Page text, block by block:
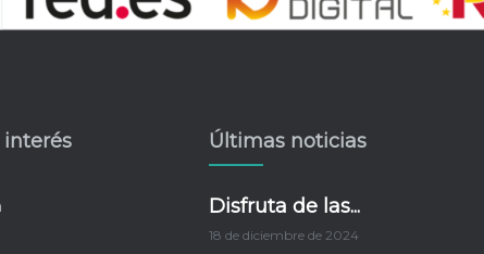
interés Últimas noticias
Disfruta de las...
18 de diciembre de 2024